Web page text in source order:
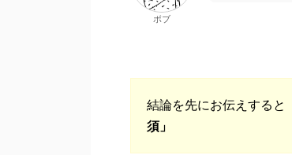
ボブ
結論を先にお伝えすると
須」